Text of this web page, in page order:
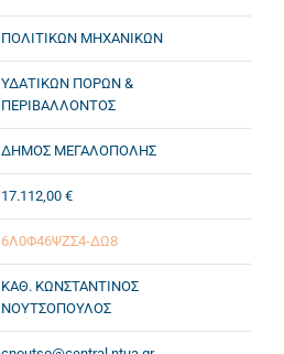
ΠΟΛΙΤΙΚΩΝ ΜΗΧΑΝΙΚΩΝ
ΥΔΑΤΙΚΩΝ ΠΟΡΩΝ &
ΠΕΡΙΒΑΛΛΟΝΤΟΣ
ΔΗΜΟΣ ΜΕΓΑΛΟΠΟΛΗΣ
17.112,00 €
6Λ0Φ46ΨΖΣ4-ΔΩ8
ΚΑΘ. ΚΩΝΣΤΑΝΤΙΝΟΣ
ΝΟΥΤΣΟΠΟΥΛΟΣ